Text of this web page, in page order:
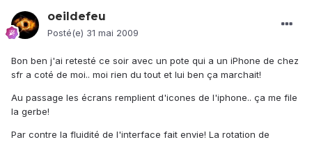
oeildefeu
Posté(e) 31 mai 2009
Bon ben j'ai retesté ce soir avec un pote qui a un iPhone de chez
sfr a coté de moi.. moi rien du tout et lui ben ça marchait!
Au passage les écrans remplient d'icones de l'iphone.. ça me file
la gerbe!
Par contre la fluidité de l'interface fait envie! La rotation de